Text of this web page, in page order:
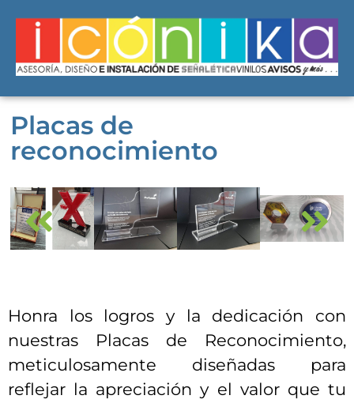
Placas de
reconocimiento
Honra los logros y la dedicación con
nuestras Placas de Reconocimiento,
meticulosamente diseñadas para
reflejar la apreciación y el valor que tu